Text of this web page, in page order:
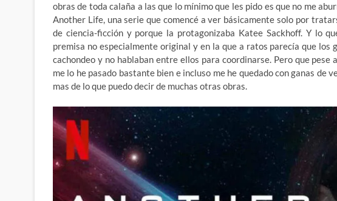
obras de toda calaña a las que lo mínimo que les pido es que no me
Another Life, una serie que comencé a ver básicamente solo por
de ciencia-ficción y porque la protagonizaba Katee Sackhoff. Y lo
premisa no especialmente original y en la que a ratos parecía que los
cachondeo y no hablaban entre ellos para coordinarse. Pero que
me lo he pasado bastante bien e incluso me he quedado con ganas de
mas de lo que puedo decir de muchas otras obras.